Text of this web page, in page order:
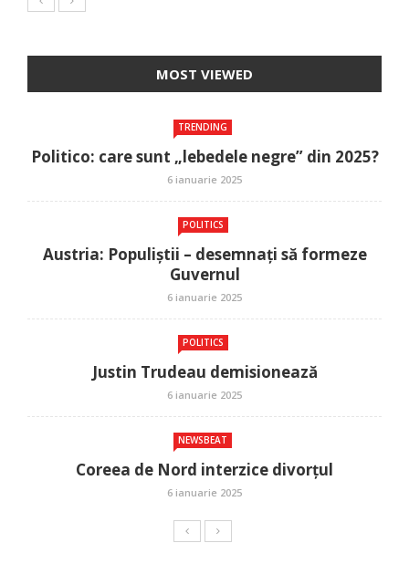
MOST VIEWED
TRENDING
Politico: care sunt „lebedele negre” din 2025?
6 ianuarie 2025
POLITICS
Austria: Populiștii – desemnați să formeze
Guvernul
6 ianuarie 2025
POLITICS
Justin Trudeau demisionează
6 ianuarie 2025
NEWSBEAT
Coreea de Nord interzice divorțul
6 ianuarie 2025